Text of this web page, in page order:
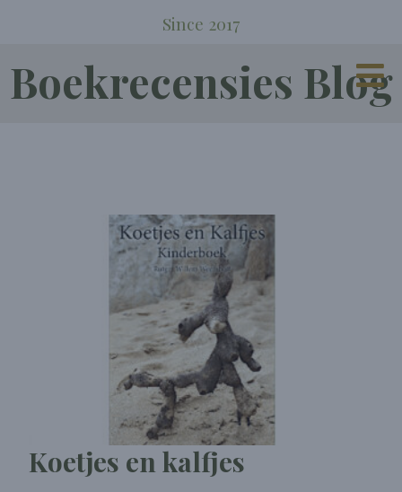
Since 2017
Boekrecensies Blog
Koetjes en kalfjes